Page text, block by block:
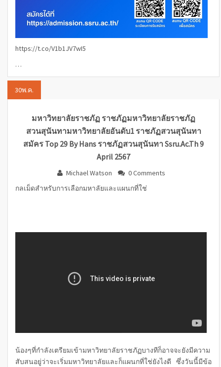
https://t.co/V1b1JV7wI5
…
30พ.ค.
มหาวิทยาลัยราชภัฏ ราชภัฏมหาวิทยาลัยราชภัฏ
สวนสุนันทามหาวิทยาลัยอันดับ1 ราชภัฏสวนสุนันทา
สมัคร Top 29 By Hans ราชภัฏสวนสุนันทา Ssru.ac.th 9
April 2567
Michael Watson
0 Comments
กลเม็ดสำหรับการเลือกมหาลัยและแผนกที่ใช่
น้องๆที่กำลังเตรียมเข้ามหาวิทยาลัยราชภัฏบางทีก็อาจจะยังมีความ
สับสนอยู่ว่าจะเริ่มมหาวิทยาลัยและก็แผนกที่ใช่ยังไงดี ซึ่งวันนี้มีข้อ